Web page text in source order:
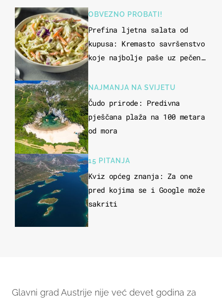
OBVEZNO PROBATI!
Prefina ljetna salata od
kupusa: Kremasto savršenstvo
koje najbolje paše uz pečeno
NAJMANJA NA SVIJETU
Čudo prirode: Predivna
pješčana plaža na 100 metara
od mora
15 PITANJA
Kviz općeg znanja: Za one
pred kojima se i Google može
sakriti
Glavni grad Austrije nije već devet godina za